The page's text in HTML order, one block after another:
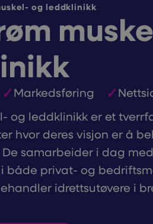
og leddklinikk
Markedsføring
og leddklinikk er et
hvor deres visjon er å
De samarbeider i dag
både privat- og
idrettsutøvere i